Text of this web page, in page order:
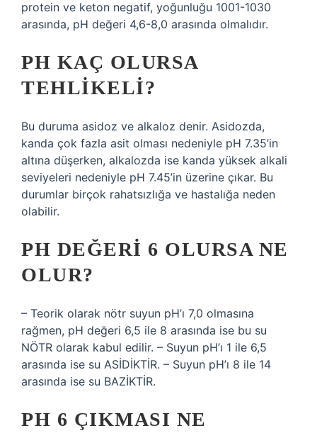
protein ve keton negatif, yoğunluğu 1001-1030
arasında, pH değeri 4,6-8,0 arasında olmalıdır.
PH KAÇ OLURSA
TEHLIKELI?
Bu duruma asidoz ve alkaloz denir. Asidozda,
kanda çok fazla asit olması nedeniyle pH 7.35’in
altına düşerken, alkalozda ise kanda yüksek alkali
seviyeleri nedeniyle pH 7.45’in üzerine çıkar. Bu
durumlar birçok rahatsızlığa ve hastalığa neden
olabilir.
PH DEĞERI 6 OLURSA NE
OLUR?
– Teorik olarak nötr suyun pH’ı 7,0 olmasına
rağmen, pH değeri 6,5 ile 8 arasında ise bu su
NÖTR olarak kabul edilir. – Suyun pH’ı 1 ile 6,5
arasında ise su ASİDİKTİR. – Suyun pH’ı 8 ile 14
arasında ise su BAZİKTİR.
PH 6 ÇIKMASI NE